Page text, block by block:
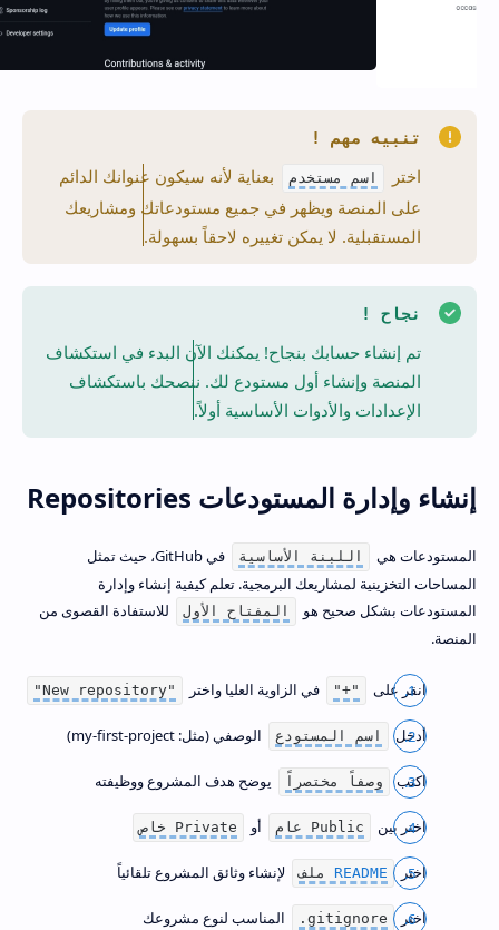
تنبيه مهم !
اختر اسم مستخدم
بعناية لأنه سيكون عنوانك الدائم
على المنصة ويظهر في جميع مستودعاتك ومشاريعك
المستقبلية. لا يمكن تغييره لاحقاً بسهولة.
نجاح !
تم إنشاء حسابك بنجاح! يمكنك الآن البدء في استكشاف
المنصة وإنشاء أول مستودع لك. ننصحك باستكشاف
الإعدادات والأدوات الأساسية أولاً.
إنشاء وإدارة المستودعات Repositories
المستودعات هي اللبنة الأساسية
في GitHub، حيث تمثل
المساحات التخزينية لمشاريعك البرمجية. تعلم كيفية إنشاء وإدارة
المستودعات بشكل صحيح هو
المفتاح الأول
للاستفادة القصوى من
المنصة.
انقر على "+" في الزاوية العليا واختر "New repository"
أدخل اسم المستودع الوصفي (مثل: my-first-project)
اكتب وصفاً مختصراً يوضح هدف المشروع ووظيفته
اختر بين عام Public أو خاص Private
اختر README لإنشاء وثائق المشروع تلقائياً
اختر .gitignore المناسب لنوع مشروعك